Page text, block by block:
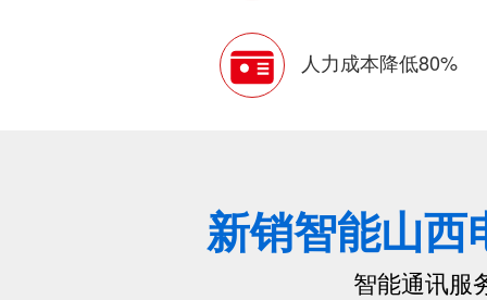
人力成本降低80%
新销智能山西
智能通讯服